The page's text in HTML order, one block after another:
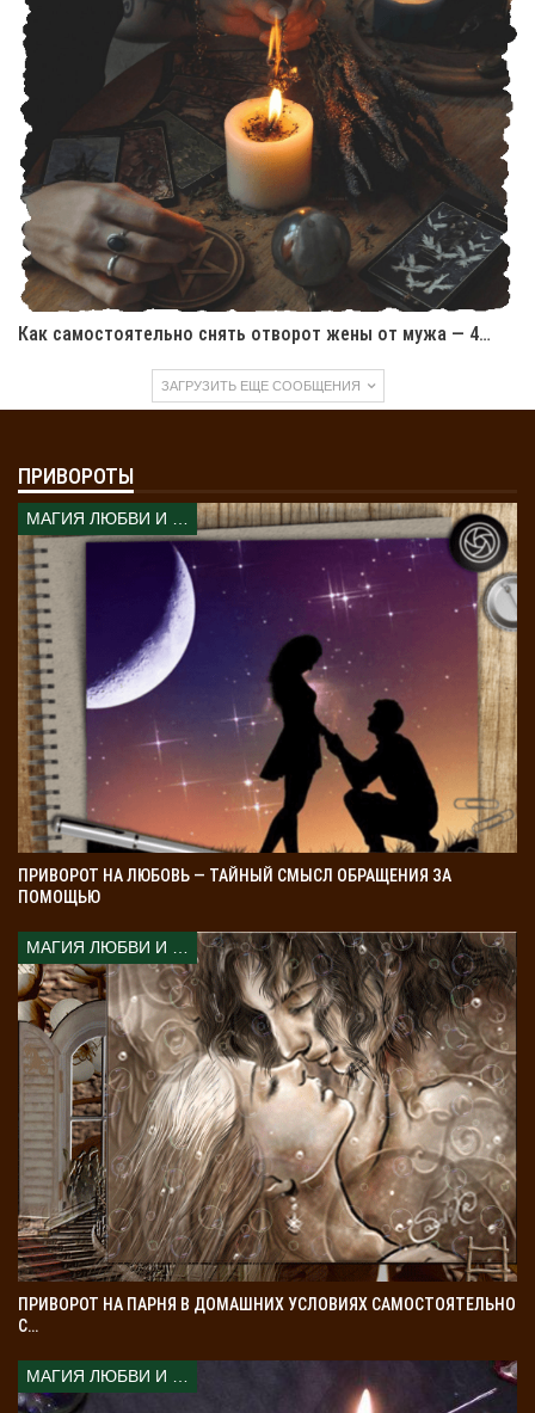
Как самостоятельно снять отворот жены от мужа — 4…
ЗАГРУЗИТЬ ЕЩЕ СООБЩЕНИЯ
ПРИВОРОТЫ
МАГИЯ ЛЮБВИ И КОЛДОВСТВА
ПРИВОРОТ НА ЛЮБОВЬ — ТАЙНЫЙ СМЫСЛ ОБРАЩЕНИЯ ЗА
ПОМОЩЬЮ
ПРИВОРОТ НА ПАРНЯ В ДОМАШНИХ УСЛОВИЯХ САМОСТОЯТЕЛЬНО
С…